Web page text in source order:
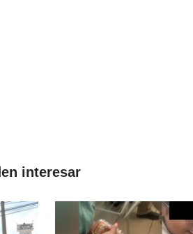
interesar